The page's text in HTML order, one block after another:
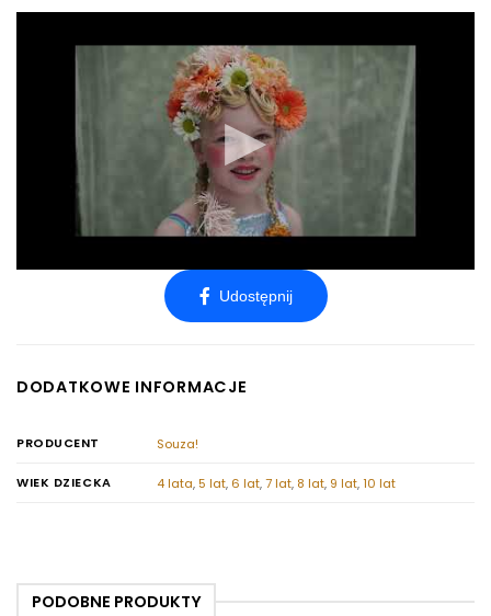
DODATKOWE INFORMACJE
PRODUCENT Souza!
WIEK DZIECKA 4 lata,5 lat, 6 lat,7 lat, 8 lat, 9 lat,10 lat
PODOBNE PRODUKTY